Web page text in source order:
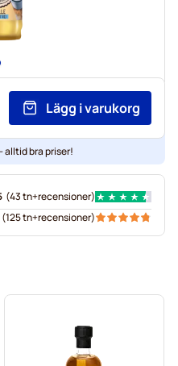
Lägg i varukorg
alltid bra priser!
(43 tn+recensioner)
(125 tn+recensioner)